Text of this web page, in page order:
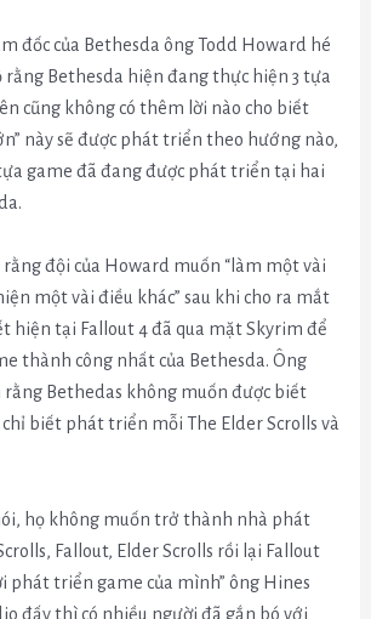
đốc của Bethesda ông Todd Howard hé
rằng Bethesda hiện đang thực hiện 3 tựa
cũng không có thêm lời nào cho biết
này sẽ được phát triển theo hướng nào,
game đã đang được phát triển tại hai
rằng đội của Howard muốn “làm một vài
một vài điều khác” sau khi cho ra mắt
hiện tại Fallout 4 đã qua mặt Skyrim để
thành công nhất của Bethesda. Ông
rằng Bethedas không muốn được biết
biết phát triển mỗi The Elder Scrolls và
họ không muốn trở thành nhà phát
Fallout, Elder Scrolls rồi lại Fallout
phát triển game của mình” ông Hines
đấy thì có nhiều người đã gắn bó với